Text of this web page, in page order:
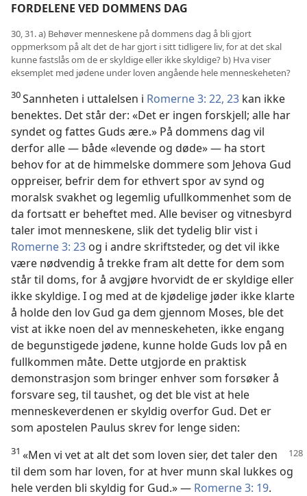
FORDELENE VED DOMMENS DAG
30, 31. a) Behøver menneskene på dommens dag å bli gjort
oppmerksom på alt det de har gjort i sitt tidligere liv, for at det skal
kunne fastslås om de er skyldige eller ikke skyldige? b) Hva viser
eksemplet med jødene under loven angående hele menneskeheten?
30Sannheten i uttalelsen i Romerne 3: 22, 23 kan ikke
benektes. Det står der: «Det er ingen forskjell; alle har
syndet og fattes Guds ære.» På dommens dag vil
derfor alle — både «levende og døde» — ha stort
behov for at de himmelske dommere som Jehova Gud
oppreiser, befrir dem for ethvert spor av synd og
moralsk svakhet og legemlig ufullkommenhet som de
da fortsatt er beheftet med. Alle beviser og vitnesbyrd
taler imot menneskene, slik det tydelig blir vist i
Romerne 3: 23 og i andre skriftsteder, og det vil ikke
være nødvendig å trekke fram alt dette for dem som
står til doms, for å avgjøre hvorvidt de er skyldige eller
ikke skyldige. I og med at de kjødelige jøder ikke klarte
å holde den lov Gud ga dem gjennom Moses, ble det
vist at ikke noen del av menneskeheten, ikke engang
de begunstigede jødene, kunne holde Guds lov på en
fullkommen måte. Dette utgjorde en praktisk
demonstrasjon som bringer enhver som forsøker å
forsvare seg, til taushet, og det ble vist at hele
menneskeverdenen er skyldig overfor Gud. Det er
som apostelen Paulus skrev for lenge siden:
31 «Men vi vet at alt det som loven sier, det taler den
til dem som har loven, for at hver munn skal lukkes og
hele verden bli skyldig for Gud.» — Romerne 3: 19.